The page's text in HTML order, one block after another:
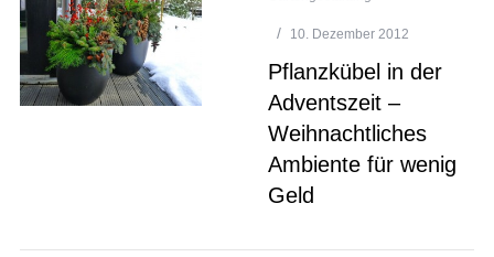
10. Dezember 2012
Pflanzkübel in der
Adventszeit –
Weihnachtliches
Ambiente für wenig
Geld